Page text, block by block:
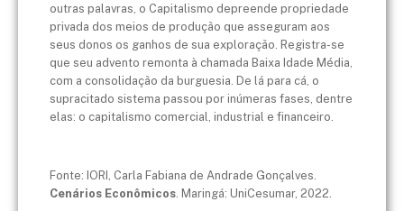
outras palavras, o Capitalismo depreende propriedade
privada dos meios de produção que asseguram aos
seus donos os ganhos de sua exploração. Registra-se
que seu advento remonta à chamada Baixa Idade Média,
com a consolidação da burguesia. De lá para cá, o
supracitado sistema passou por inúmeras fases, dentre
elas: o capitalismo comercial, industrial e financeiro.
Fonte: IORI, Carla Fabiana de Andrade Gonçalves.
Cenários Econômicos. Maringá: UniCesumar, 2022.